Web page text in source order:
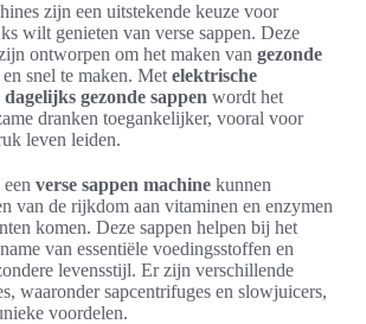
zijn een uitstekende keuze voor
wilt genieten van verse sappen. Deze
ontworpen om het maken van gezonde
snel te maken. Met elektrische
gezonde sappen wordt het
dranken toegankelijker, vooral voor
leven leiden.
verse sappen machine kunnen
van de rijkdom aan vitaminen en enzymen
komen. Deze sappen helpen bij het
van essentiële voedingsstoffen en
levensstijl. Er zijn verschillende
waaronder sapcentrifuges en slowjuicers,
voordelen.